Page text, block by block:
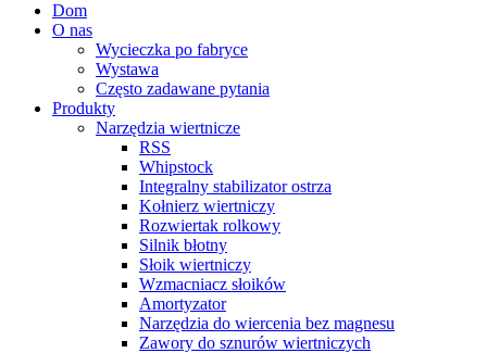
Dom
O nas
Wycieczka po fabryce
Wystawa
Często zadawane pytania
Produkty
Narzędzia wiertnicze
RSS
Whipstock
Integralny stabilizator ostrza
Kołnierz wiertniczy
Rozwiertak rolkowy
Silnik błotny
Słoik wiertniczy
Wzmacniacz słoików
Amortyzator
Narzędzia do wiercenia bez magnesu
Zawory do sznurów wiertniczych